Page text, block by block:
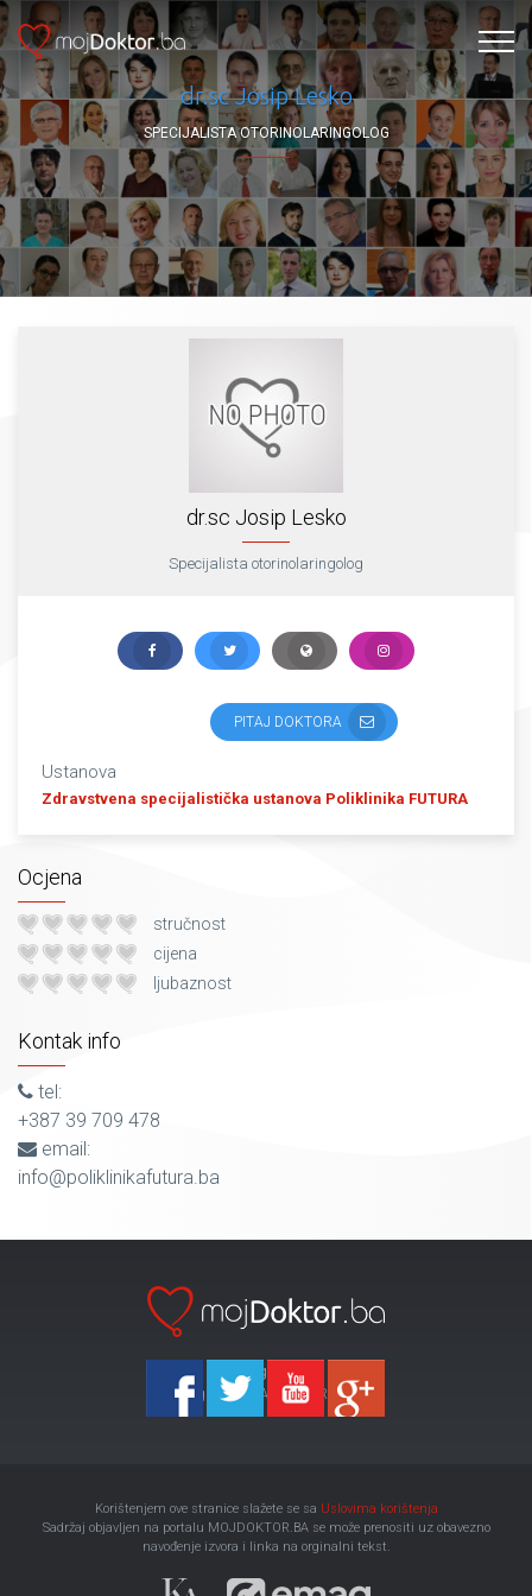
dr.sc Josip Lesko
SPECIJALISTA OTORINOLARINGOLOG
dr.sc Josip Lesko
Specijalista otorinolaringolog
PITAJ DOKTORA
Ustanova
Zdravstvena specijalistička ustanova Poliklinika FUTURA
Ocjena
stručnost
cijena
ljubaznost
Kontak info
tel:
+387 39 709 478
email:
info@poliklinikafutura.ba
Ka-Agencija
Copyright 2026 All Right Reserved
Korištenjem ove stranice slažete se sa Uslovima korištenja
Sadržaj objavljen na portalu MOJDOKTOR.BA se može prenositi uz obavezno
navođenje izvora i linka na orginalni tekst.